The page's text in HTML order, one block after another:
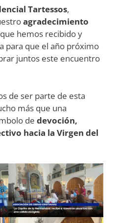
Tartessos,
agradecimiento
que hemos recibido y
para que el año próximo
juntos este encuentro
de ser parte de esta
más que una
de devoción,
hacia la Virgen del